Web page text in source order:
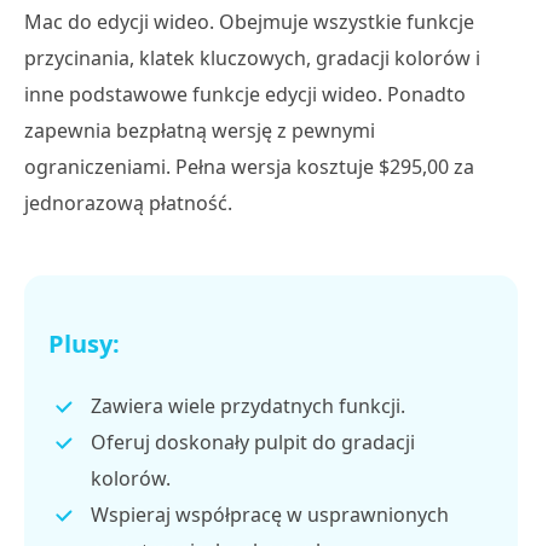
Mac do edycji wideo. Obejmuje wszystkie funkcje
przycinania, klatek kluczowych, gradacji kolorów i
inne podstawowe funkcje edycji wideo. Ponadto
zapewnia bezpłatną wersję z pewnymi
ograniczeniami. Pełna wersja kosztuje $295,00 za
jednorazową płatność.
Plusy:
Zawiera wiele przydatnych funkcji.
Oferuj doskonały pulpit do gradacji
kolorów.
Wspieraj współpracę w usprawnionych